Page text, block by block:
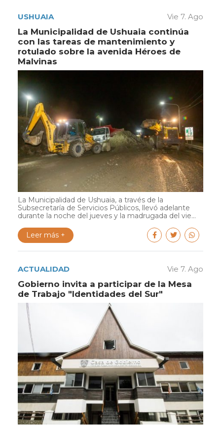
USHUAIA Vie 7. Ago
La Municipalidad de Ushuaia continúa
con las tareas de mantenimiento y
rotulado sobre la avenida Héroes de
Malvinas
La Municipalidad de Ushuaia, a través de la
Subsecretaría de Servicios Públicos, llevó adelante
durante la noche del jueves y la madrugada del vie...
Leer más +
ACTUALIDAD Vie 7. Ago
Gobierno invita a participar de la Mesa
de Trabajo "Identidades del Sur"